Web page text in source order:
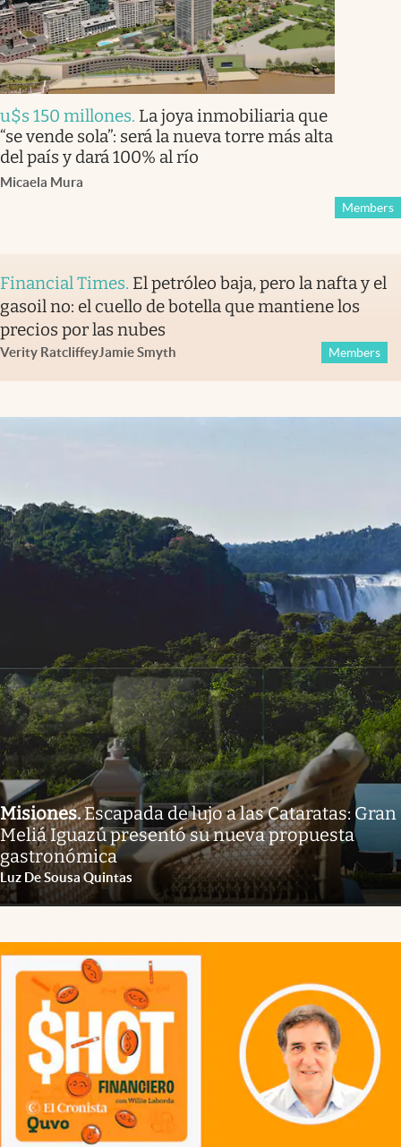
u$s 150 millones. La joya inmobiliaria que
“se vende sola”: será la nueva torre más alta
del país y dará 100% al río
Micaela Mura
Members
Financial Times. El petróleo baja, pero la nafta y el
gasoil no: el cuello de botella que mantiene los
precios por las nubes
Verity RatcliffeyJamie Smyth Members
Misiones.Escapada de lujo a las Cataratas: Gran
Meliá Iguazú presentó su nueva propuesta
gastronómica
Luz De Sousa Quintas